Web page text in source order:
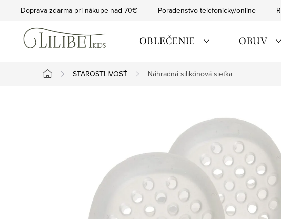
Doprava zdarma pri nákupe nad 70€ Poradenstvo telefonicky/online
OBLEČENIE OBUV
Domov
STAROSTLIVOSŤ Náhradná silikónová sieťka